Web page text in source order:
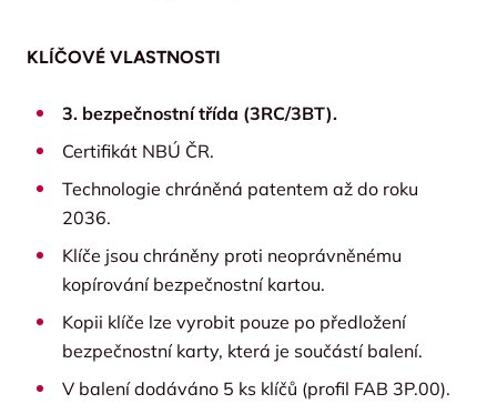
KLÍČOVÉ VLASTNOSTI
3. bezpečnostní třída (3RC/3BT).
Certifikát NBÚ ČR.
Technologie chráněná patentem až do roku
2036.
Klíče jsou chráněny proti neoprávněnému
kopírování bezpečnostní kartou.
Kopii klíče lze vyrobit pouze po předložení
bezpečnostní karty, která je součástí balení.
V balení dodáváno 5 ks klíčů (profil FAB 3P.00).